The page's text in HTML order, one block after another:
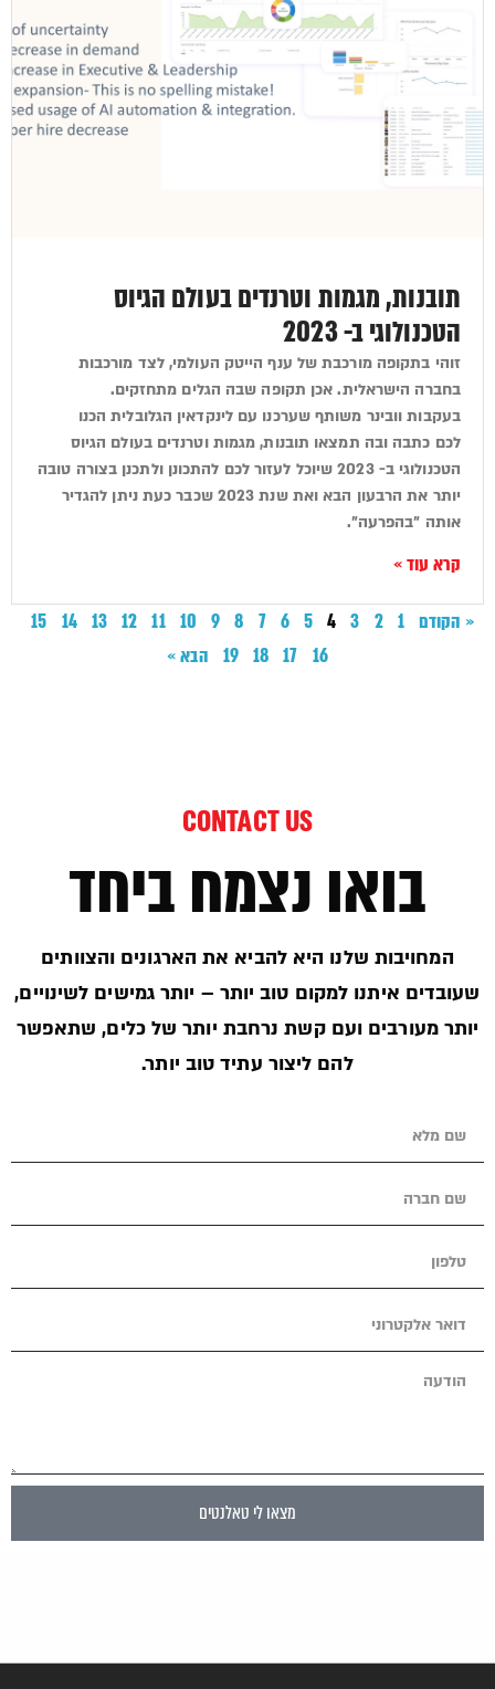
תובנות, מגמות וטרנדים בעולם הגיוס
הטכנולוגי ב- 2023
זוהי בתקופה מורכבת של ענף הייטק העולמי, לצד מורכבות
בחברה הישראלית. אכן תקופה שבה הגלים מתחזקים.
בעקבות וובינר משותף שערכנו עם לינקדאין הגלובלית הכנו
לכם כתבה ובה תמצאו תובנות, מגמות וטרנדים בעולם הגיוס
הטכנולוגי ב- 2023 שיוכל לעזור לכם להתכונן ולתכנן בצורה טובה
יותר את הרבעון הבא ואת שנת 2023 שכבר כעת ניתן להגדיר
אותה "בהפרעה".
קרא עוד »
« הקודם 1
2
3
4
5
6
7
8
9
10
11
12
13
14
15
16
17
18
19 הבא »
CONTACT US
בואו נצמח ביחד
המחויבות שלנו היא להביא את הארגונים והצוותים
שעובדים איתנו למקום טוב יותר – יותר גמישים לשינויים,
יותר מעורבים ועם קשת נרחבת יותר של כלים, שתאפשר
להם ליצור עתיד טוב יותר.
מצאו לי טאלנטים